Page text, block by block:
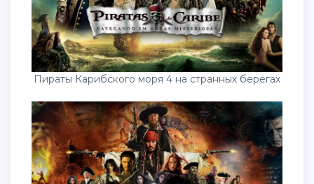
Пираты Карибского моря 4 на странных берегах